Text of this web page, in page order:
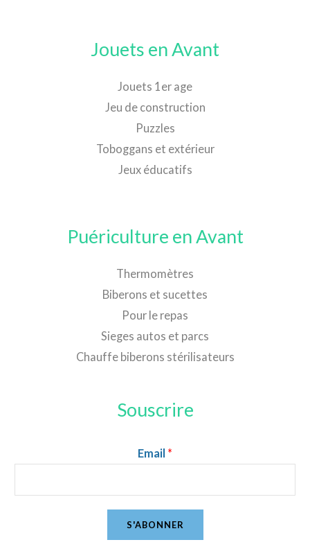
Jouets en Avant
Jouets 1er age
Jeu de construction
Puzzles
Toboggans et extérieur
Jeux éducatifs
Puériculture en Avant
Thermomètres
Biberons et sucettes
Pour le repas
Sieges autos et parcs
Chauffe biberons stérilisateurs
Souscrire
Email *
S'ABONNER